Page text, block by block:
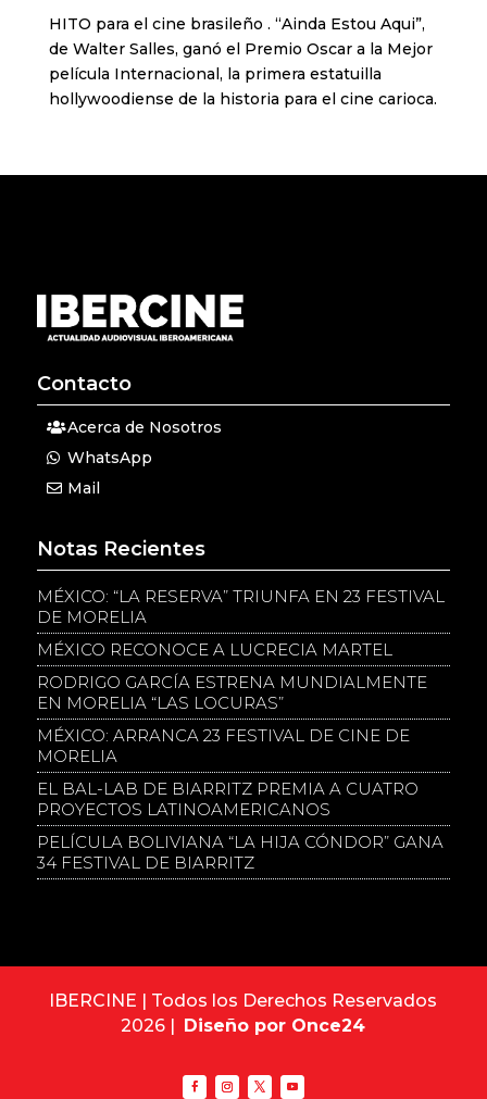
HITO para el cine brasileño . “Ainda Estou Aqui”,
de Walter Salles, ganó el Premio Oscar a la Mejor
película Internacional, la primera estatuilla
hollywoodiense de la historia para el cine carioca.
Contacto
Acerca de Nosotros
WhatsApp
Mail
Notas Recientes
MÉXICO: “LA RESERVA” TRIUNFA EN 23 FESTIVAL
DE MORELIA
MÉXICO RECONOCE A LUCRECIA MARTEL
RODRIGO GARCÍA ESTRENA MUNDIALMENTE
EN MORELIA “LAS LOCURAS”
MÉXICO: ARRANCA 23 FESTIVAL DE CINE DE
MORELIA
EL BAL-LAB DE BIARRITZ PREMIA A CUATRO
PROYECTOS LATINOAMERICANOS
PELÍCULA BOLIVIANA “LA HIJA CÓNDOR” GANA
34 FESTIVAL DE BIARRITZ
IBERCINE | Todos los Derechos Reservados
2026 |
Diseño por Once24